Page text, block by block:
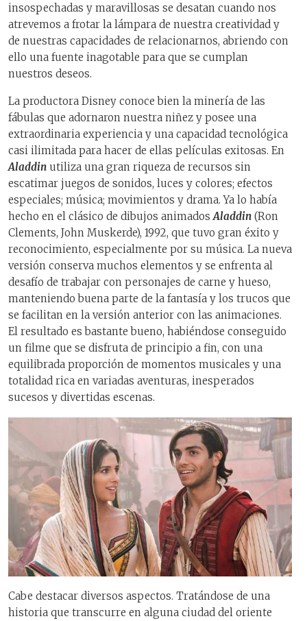
insospechadas y maravillosas se desatan cuando nos
atrevemos a frotar la lámpara de nuestra creatividad y
de nuestras capacidades de relacionarnos, abriendo con
ello una fuente inagotable para que se cumplan
nuestros deseos.
La productora Disney conoce bien la minería de las
fábulas que adornaron nuestra niñez y posee una
extraordinaria experiencia y una capacidad tecnológica
casi ilimitada para hacer de ellas películas exitosas. En
Aladdin utiliza una gran riqueza de recursos sin
escatimar juegos de sonidos, luces y colores; efectos
especiales; música; movimientos y drama. Ya lo había
hecho en el clásico de dibujos animadosAladdin (Ron
Clements, John Muskerde), 1992, que tuvo gran éxito y
reconocimiento, especialmente por su música. La nueva
versión conserva muchos elementos y se enfrenta al
desafío de trabajar con personajes de carne y hueso,
manteniendo buena parte de la fantasía y los trucos que
se facilitan en la versión anterior con las animaciones.
El resultado es bastante bueno, habiéndose conseguido
un filme que se disfruta de principio a fin, con una
equilibrada proporción de momentos musicales y una
totalidad rica en variadas aventuras, inesperados
sucesos y divertidas escenas.
Cabe destacar diversos aspectos. Tratándose de una
historia que transcurre en alguna ciudad del oriente